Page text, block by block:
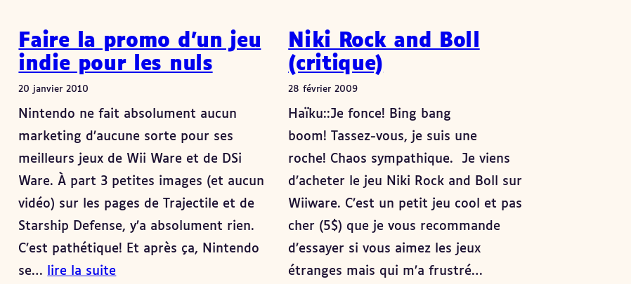
Faire la promo d’un jeu
indie pour les nuls
20 janvier 2010
Nintendo ne fait absolument aucun
marketing d’aucune sorte pour ses
meilleurs jeux de Wii Ware et de DSi
Ware. À part 3 petites images (et aucun
vidéo) sur les pages de Trajectile et de
Starship Defense, y’a absolument rien.
C’est pathétique! Et après ça, Nintendo
se…
lire la suite
Niki Rock and Boll
(critique)
28 février 2009
Haïku::Je fonce! Bing bang
boom! Tassez-vous, je suis une
roche! Chaos sympathique. Je viens
d’acheter le jeu Niki Rock and Boll sur
Wiiware. C’est un petit jeu cool et pas
cher (5$) que je vous recommande
d’essayer si vous aimez les jeux
étranges mais qui m’a frustré…